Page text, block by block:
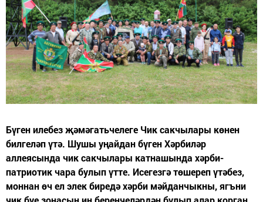
Бүген илебез җәмәгатьчелеге Чик сакчылары көнен
билгеләп үтә. Шушы уңайдан бүген Хәрбиләр
аллеясында чик сакчылары катнашында хәрби-
патриотик чара булып үтте. Исегезгә төшереп үтәбез,
моннан өч ел элек биредә хәрби мәйданчыкны, ягъни